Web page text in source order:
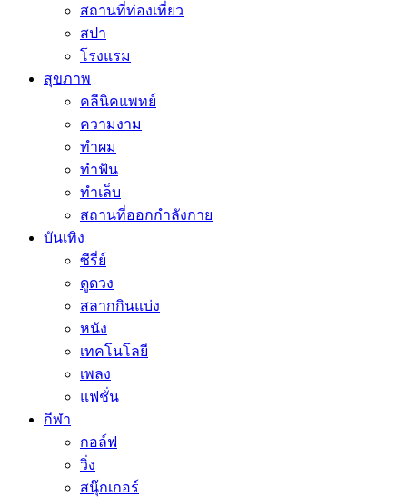
สถานที่ท่องเที่ยว
สปา
โรงแรม
สุขภาพ
คลีนิคแพทย์
ความงาม
ทำผม
ทำฟัน
ทำเล็บ
สถานที่ออกกำลังกาย
บันเทิง
ซีรี่ย์
ดูดวง
สลากกินแบ่ง
หนัง
เทคโนโลยี
เพลง
แฟชั่น
กีฬา
กอล์ฟ
วิ่ง
สนุ๊กเกอร์